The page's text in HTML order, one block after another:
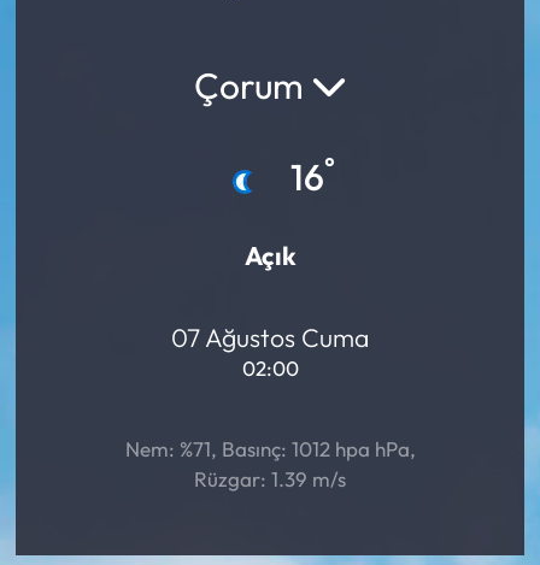
Çorum
16°
Açık
07 Ağustos Cuma
02:00
Nem: %71, Basınç: 1012 hpa hPa,
Rüzgar: 1.39 m/s
Yargı Kararları